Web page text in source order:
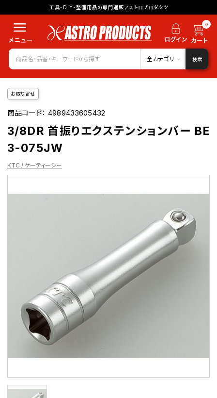
工具・DIY・整備用品の専門通販アストロプロダクツ
0
全カテゴリ 検索
お取り寄せ
商品コード：4989433605432
3/8DR 首振りエクステンションバー BE
3-075JW
KTC / ケーティーシー